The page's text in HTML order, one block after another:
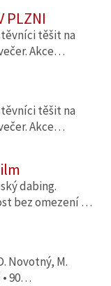
PLZNI
těšit na
Akce…
těšit na
Akce…
dabing.
bez omezení …
Novotný, M.
• 90…